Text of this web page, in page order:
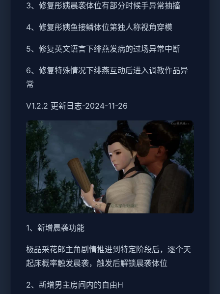
3、修复彤姨晨袭体位有部分时候手异常抽搐
4、修复彤姨鱼接鳞体位第独人称视角穿模
5、修复英文语言下绯燕发病的过场异常中断
6、修复特殊情况下绯燕互动后进入调教作品异
常
V1.2.2 更新日志-2024-11-26
1、新增晨袭功能
极品采花郎主角剧情推进到特定阶段后，逐个天
起床概率触发晨袭，触发后解锁晨袭体位
2、新增男主房间内的自由H